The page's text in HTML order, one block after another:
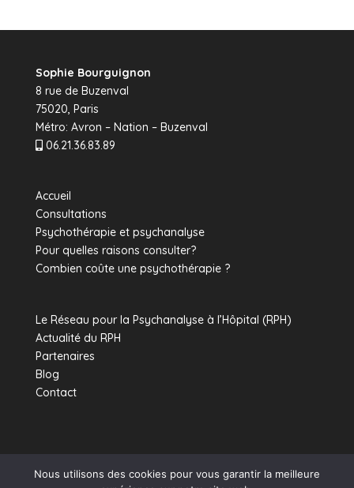
Sophie Bourguignon
8 rue de Buzenval
75020, Paris
Métro: Avron – Nation – Buzenval
06.21.36.83.89
Accueil
Consultations
Psychothérapie et psychanalyse
Pour quelles raisons consulter?
Combien coûte une psychothérapie ?
Le Réseau pour la Psychanalyse à l’Hôpital (RPH)
Actualité du RPH
Partenaires
Blog
Contact
Nous utilisons des cookies pour vous garantir la meilleure